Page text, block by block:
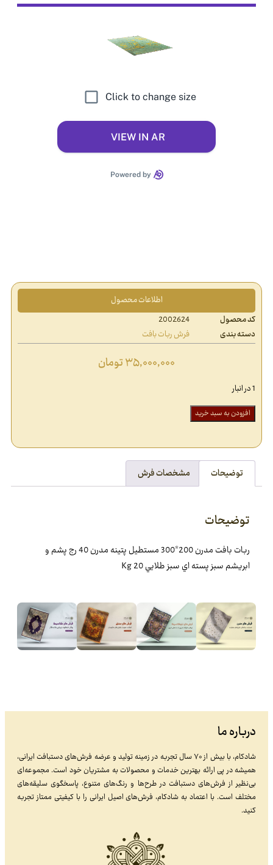
اطلاعات محصول
کد محصول
2002624
دسته بندی
فرش ربات بافت
۳۵,۰۰۰,۰۰۰تومان
1 در انبار
افزودن به سبد خرید
توضیحات مشخصات فرش
توضیحات
ربات بافت مدرن 200*300 مستطيل پتينه مدرن 40 رج پشم و
ابريشم سبز پسته اي سبز طلايي 20 Kg
درباره ما
شادکام، با بیش از ۷۰ سال تجربه در زمینه تولید و عرضه فرش‌های دستبافت ایرانی،
همیشه در پی ارائه بهترین خدمات و محصولات به مشتریان خود است. مجموعه‌ای
بی‌نظیر از فرش‌های دستبافت در طرح‌ها و رنگ‌های متنوع، پاسخگوی سلیقه‌های
مختلف است. با اعتماد به شادکام، فرش‌های اصیل ایرانی را با کیفیتی ممتاز تجربه
کنید.